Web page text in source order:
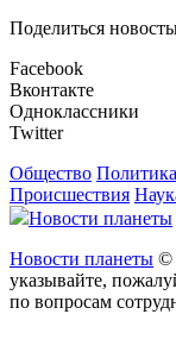
Поделиться
Facebook
Вконтакте
Одноклассники
Twitter
Общество Политика
Происшествия
Новости планеты
Новости планеты ©
указывайте,
по вопросам